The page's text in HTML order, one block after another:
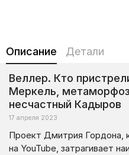
Описание Детали
Веллер. Кто
Меркель,
несчастный Кадыров
17 апреля 2023
Проект Дмитрия Гордона,
на YouTube, затрагивает